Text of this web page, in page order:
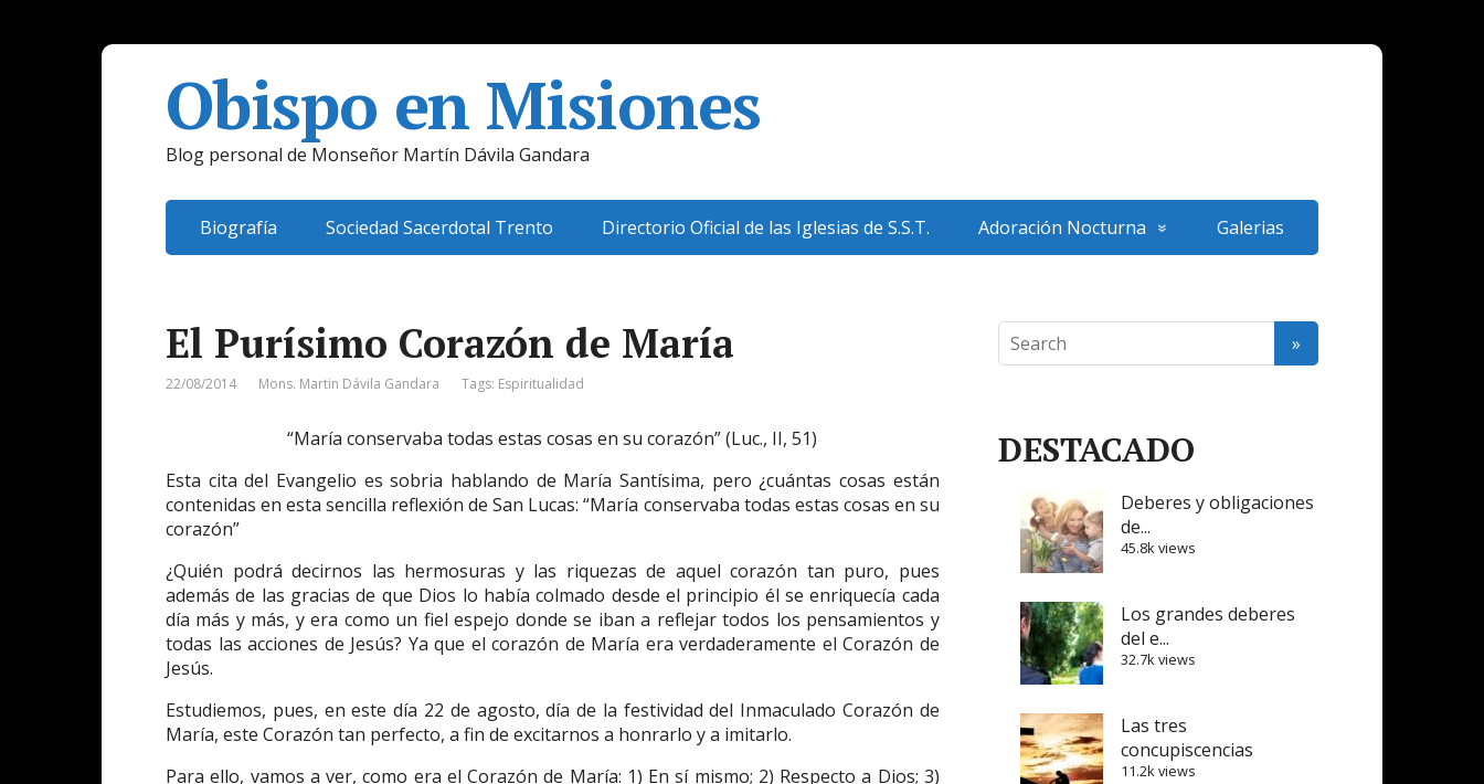
Obispo en Misiones
Blog personal de Monseñor Martín Dávila Gandara
Biografía Sociedad Sacerdotal Trento Directorio Oficial de las Iglesias de S.S.T. Adoración Nocturna Galerias
El Purísimo Corazón de María
22/08/2014 Mons. Martin Dávila Gandara Tags: Espiritualidad
“María conservaba todas estas cosas en su corazón” (Luc., II, 51)
Esta cita del Evangelio es sobria hablando de María Santísima, pero ¿cuántas cosas están
contenidas en esta sencilla reflexión de San Lucas: “María conservaba todas estas cosas en su
corazón”
¿Quién podrá decirnos las hermosuras y las riquezas de aquel corazón tan puro, pues
además de las gracias de que Dios lo había colmado desde el principio él se enriquecía cada
día más y más, y era como un fiel espejo donde se iban a reflejar todos los pensamientos y
todas las acciones de Jesús? Ya que el corazón de María era verdaderamente el Corazón de
Jesús.
Estudiemos, pues, en este día 22 de agosto, día de la festividad del Inmaculado Corazón de
María, este Corazón tan perfecto, a fin de excitarnos a honrarlo y a imitarlo.
Para ello, vamos a ver, como era el Corazón de María: 1) En sí mismo; 2) Respecto a Dios; 3)
DESTACADO
Deberes y obligaciones
de...
45.8k views
Los grandes deberes
del e...
32.7k views
Las tres
concupiscencias
11.2k views